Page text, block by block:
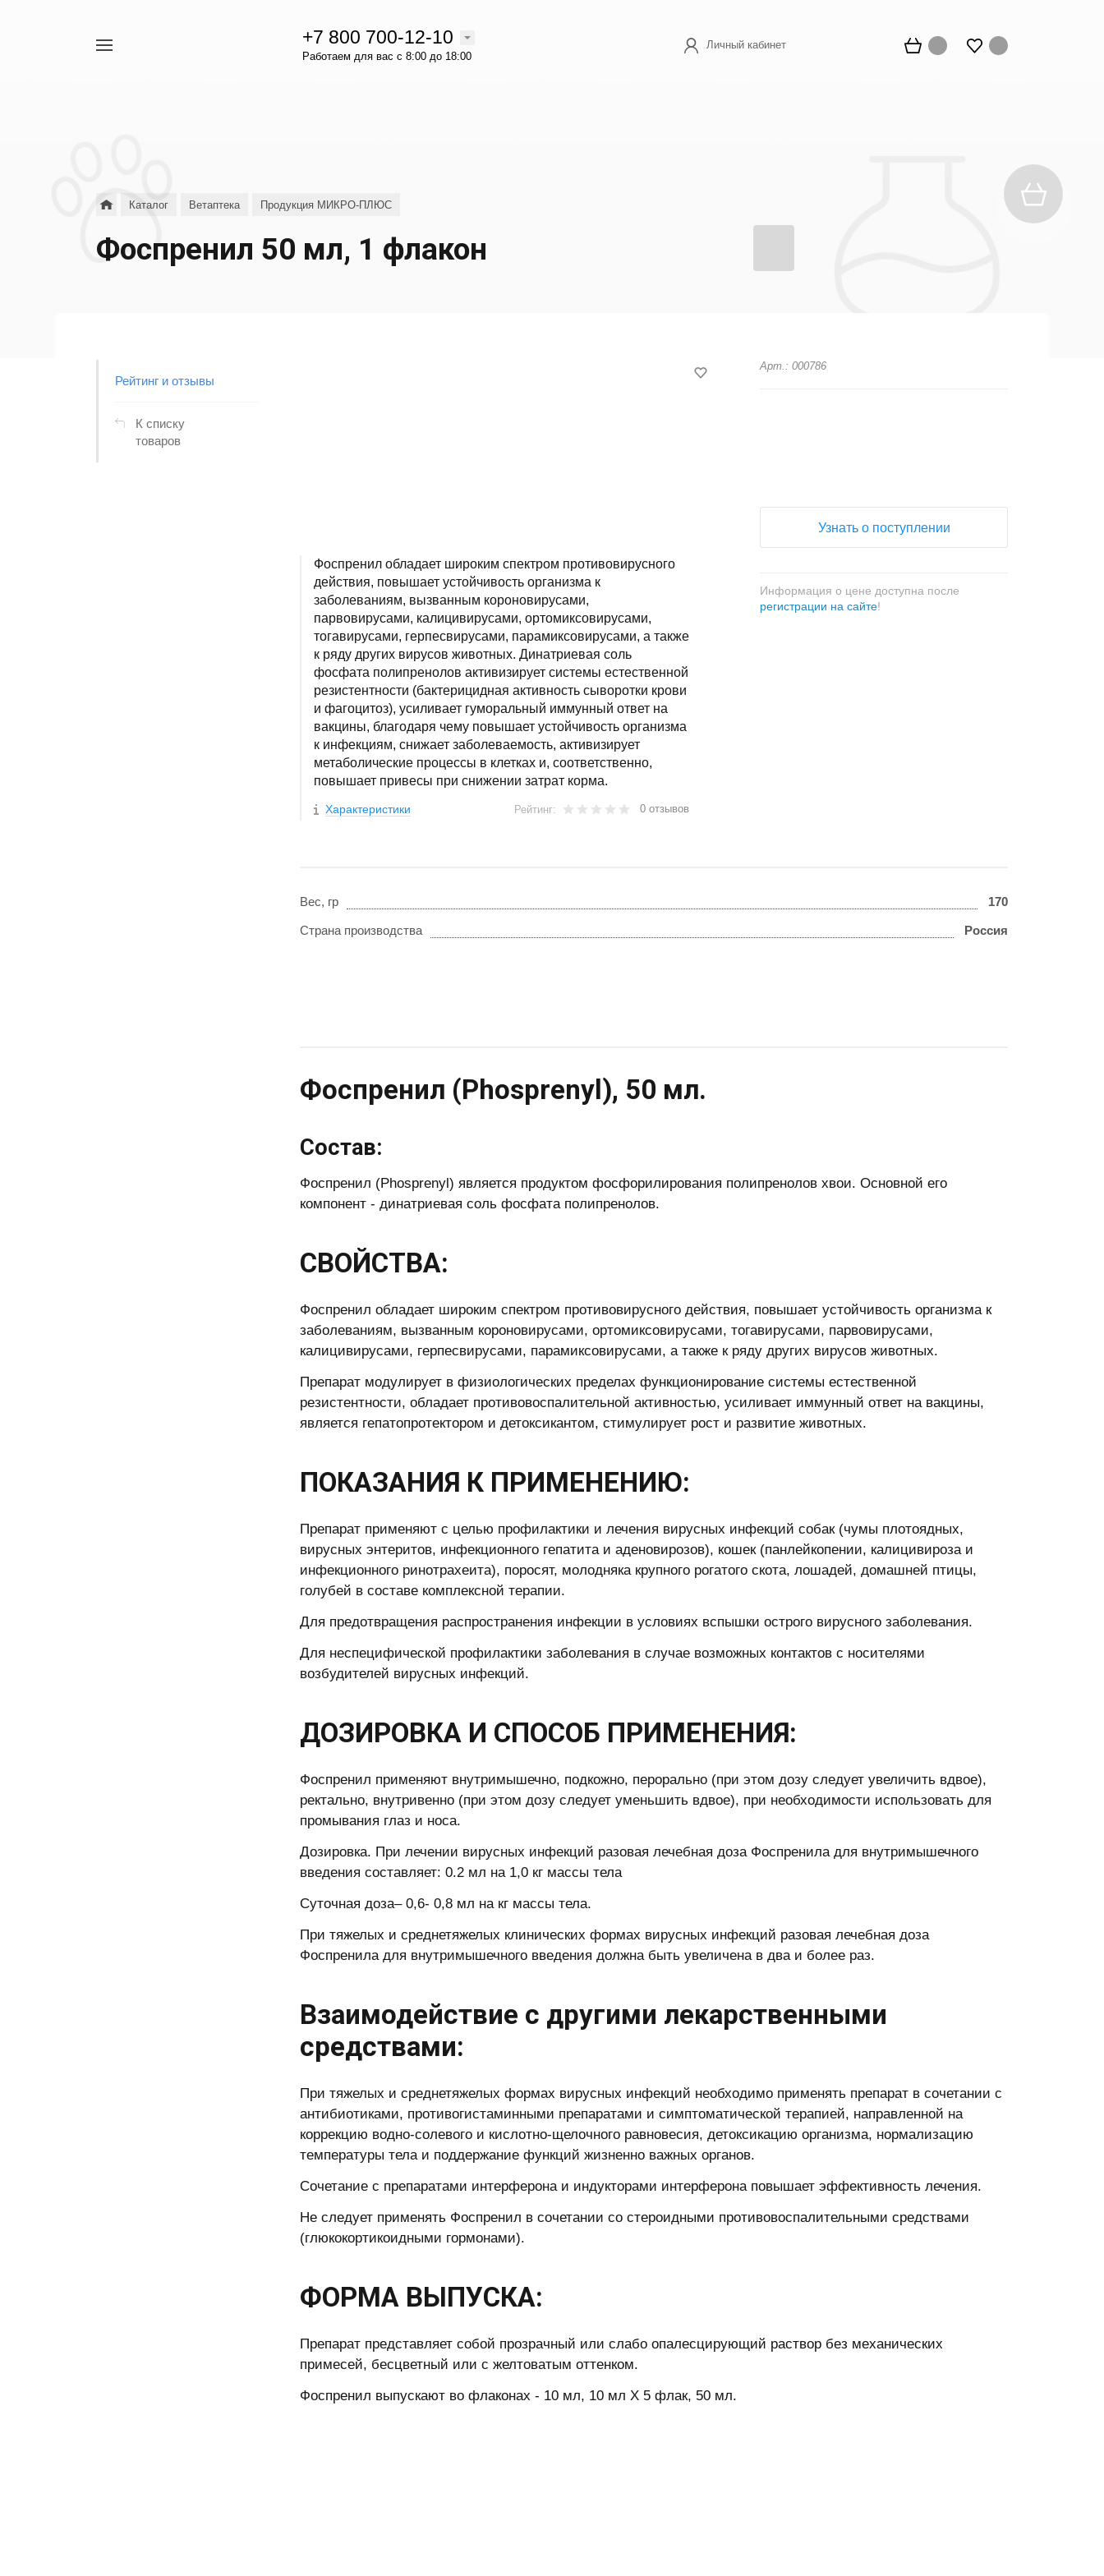
+7 800 700-12-10
Работаем для вас с 8:00 до 18:00
Личный кабинет
Каталог Ветаптека Продукция МИКРО-ПЛЮС
Фоспренил 50 мл, 1 флакон
Рейтинг и отзывы
К списку
товаров
Фоспренил обладает широким спектром противовирусного
действия, повышает устойчивость организма к
заболеваниям, вызванным короновирусами,
парвовирусами, калицивирусами, ортомиксовирусами,
тогавирусами, герпесвирусами, парамиксовирусами, а также
к ряду других вирусов животных. Динатриевая соль
фосфата полипренолов активизирует системы естественной
резистентности (бактерицидная активность сыворотки крови
и фагоцитоз), усиливает гуморальный иммунный ответ на
вакцины, благодаря чему повышает устойчивость организма
к инфекциям, снижает заболеваемость, активизирует
метаболические процессы в клетках и, соответственно,
повышает привесы при снижении затрат корма.
Характеристики Рейтинг: 0 отзывов
Арт.: 000786
Узнать о поступлении
Информация о цене доступна после
регистрации на сайте!
Вес, гр 170
Страна производства Россия
Фоспренил (Рhоsрrenyl), 50 мл.
Состав:
Фоспренил (Рhosрrenyl) является продуктом фосфорилирования полипренолов хвои. Основной его
компонент - динатриевая соль фосфата полипренолов.
СВОЙСТВА:
Фоспренил обладает широким спектром противовирусного действия, повышает устойчивость организма к
заболеваниям, вызванным короновирусами, ортомиксовирусами, тогавирусами, парвовирусами,
калицивирусами, герпесвирусами, парамиксовирусами, а также к ряду других вирусов животных.
Препарат модулирует в физиологических пределах функционирование системы естественной
резистентности, обладает противовоспалительной активностью, усиливает иммунный ответ на вакцины,
является гепатопротектором и детоксикантом, стимулирует рост и развитие животных.
ПОКАЗАНИЯ К ПРИМЕНЕНИЮ:
Препарат применяют с целью профилактики и лечения вирусных инфекций собак (чумы плотоядных,
вирусных энтеритов, инфекционного гепатита и аденовирозов), кошек (панлейкопении, калицивироза и
инфекционного ринотрахеита), поросят, молодняка крупного рогатого скота, лошадей, домашней птицы,
голубей в составе комплексной терапии.
Для предотвращения распространения инфекции в условиях вспышки острого вирусного заболевания.
Для неспецифической профилактики заболевания в случае возможных контактов с носителями
возбудителей вирусных инфекций.
ДОЗИРОВКА И СПОСОБ ПРИМЕНЕНИЯ:
Фоспренил применяют внутримышечно, подкожно, перорально (при этом дозу следует увеличить вдвое),
ректально, внутривенно (при этом дозу следует уменьшить вдвое), при необходимости использовать для
промывания глаз и носа.
Дозировка. При лечении вирусных инфекций разовая лечебная доза Фоспренила для внутримышечного
введения составляет: 0.2 мл на 1,0 кг массы тела
Суточная доза– 0,6- 0,8 мл на кг массы тела.
При тяжелых и среднетяжелых клинических формах вирусных инфекций разовая лечебная доза
Фоспренила для внутримышечного введения должна быть увеличена в два и более раз.
Взаимодействие с другими лекарственными
средствами:
При тяжелых и среднетяжелых формах вирусных инфекций необходимо применять препарат в сочетании с
антибиотиками, противогистаминными препаратами и симптоматической терапией, направленной на
коррекцию водно-солевого и кислотно-щелочного равновесия, детоксикацию организма, нормализацию
температуры тела и поддержание функций жизненно важных органов.
Сочетание с препаратами интерферона и индукторами интерферона повышает эффективность лечения.
Не следует применять Фоспренил в сочетании со стероидными противовоспалительными средствами
(глюкокортикоидными гормонами).
ФОРМА ВЫПУСКА:
Препарат представляет собой прозрачный или слабо опалесцирующий раствор без механических
примесей, бесцветный или с желтоватым оттенком.
Фоспренил выпускают во флаконах - 10 мл, 10 мл Х 5 флак, 50 мл.